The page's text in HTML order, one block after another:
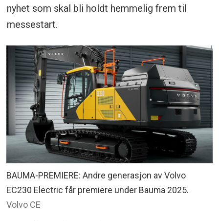
nyhet som skal bli holdt hemmelig frem til
messestart.
BAUMA-PREMIERE: Andre generasjon av Volvo
EC230 Electric får premiere under Bauma 2025.
Volvo CE